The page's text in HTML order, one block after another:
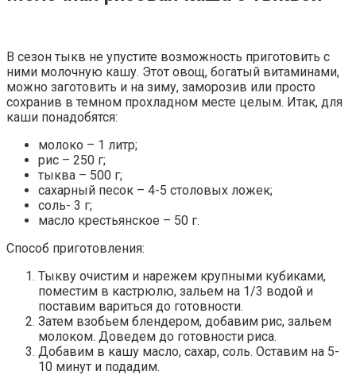
В сезон тыкв не упустите возможность приготовить с
ними молочную кашу. Этот овощ, богатый витаминами,
можно заготовить и на зиму, заморозив или просто
сохранив в темном прохладном месте целым. Итак, для
каши понадобятся:
молоко – 1 литр;
рис – 250 г;
тыква – 500 г;
сахарный песок – 4-5 столовых ложек;
соль- 3 г;
масло крестьянское – 50 г.
Способ приготовления:
Тыкву очистим и нарежем крупными кубиками,
поместим в кастрюлю, зальем на 1/3 водой и
поставим вариться до готовности.
Затем взобьем блендером, добавим рис, зальем
молоком. Доведем до готовности риса.
Добавим в кашу масло, сахар, соль. Оставим на 5-
10 минут и подадим.